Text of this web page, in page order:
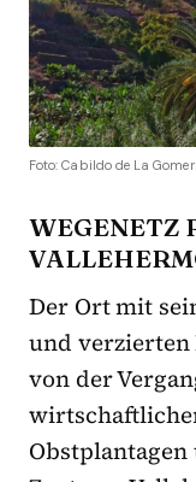
Foto: Cabildo de La
WEGENETZ
Der Ort mit
und verzierten
von der